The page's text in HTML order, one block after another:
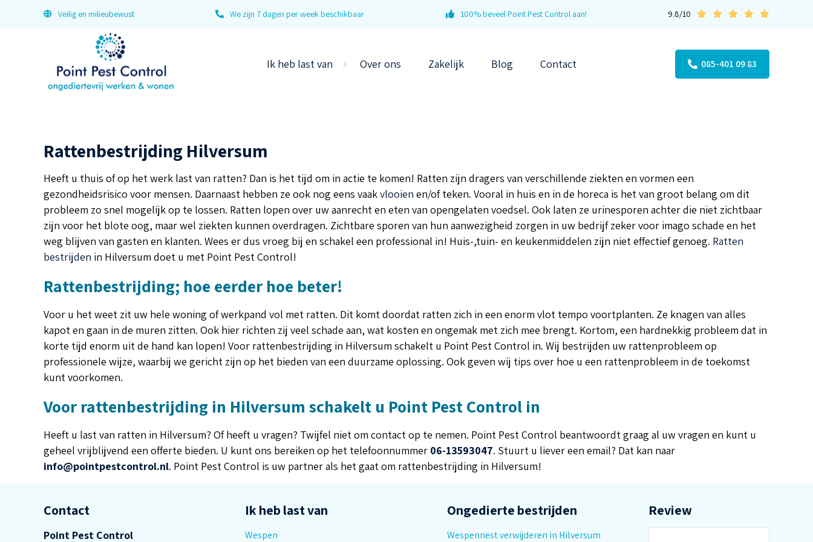
Veilig en milieubewust We zijn 7 dagen per week beschikbaar 100% beveel Point Pest Control aan! 9.8/10
Ik heb last van Over ons Zakelijk Blog Contact 085-401 09 83
Rattenbestrijding Hilversum
Heeft u thuis of op het werk last van ratten? Dan is het tijd om in actie te komen! Ratten zijn dragers van verschillende ziekten en vormen een
gezondheidsrisico voor mensen. Daarnaast hebben ze ook nog eens vaakvlooien en/of teken. Vooral in huis en in de horeca is het van groot belang om dit
probleem zo snel mogelijk op te lossen. Ratten lopen over uw aanrecht en eten van opengelaten voedsel. Ook laten ze urinesporen achter die niet zichtbaar
zijn voor het blote oog, maar wel ziekten kunnen overdragen. Zichtbare sporen van hun aanwezigheid zorgen in uw bedrijf zeker voor imago schade en het
weg blijven van gasten en klanten. Wees er dus vroeg bij en schakel een professional in! Huis-,tuin- en keukenmiddelen zijn niet effectief genoeg. Ratten
bestrijden in Hilversum doet u met Point Pest Control!
Rattenbestrijding; hoe eerder hoe beter!
Voor u het weet zit uw hele woning of werkpand vol met ratten. Dit komt doordat ratten zich in een enorm vlot tempo voortplanten. Ze knagen van alles
kapot en gaan in de muren zitten. Ook hier richten zij veel schade aan, wat kosten en ongemak met zich mee brengt. Kortom, een hardnekkig probleem dat in
korte tijd enorm uit de hand kan lopen! Voor rattenbestrijding in Hilversum schakelt u Point Pest Control in. Wij bestrijden uw rattenprobleem op
professionele wijze, waarbij we gericht zijn op het bieden van een duurzame oplossing. Ook geven wij tips over hoe u een rattenprobleem in de toekomst
kunt voorkomen.
Voor rattenbestrijding in Hilversum schakelt u Point Pest Control in
Heeft u last van ratten in Hilversum? Of heeft u vragen? Twijfel niet om contact op te nemen. Point Pest Control beantwoordt graag al uw vragen en kunt u
geheel vrijblijvend een offerte bieden. U kunt ons bereiken op het telefoonnummer 06-13593047. Stuurt u liever een email? Dat kan naar
info@pointpestcontrol.nl. Point Pest Control is uw partner als het gaat om rattenbestrijding in Hilversum!
Contact
Point Pest Control
Ik heb last van
Wespen
Ongedierte bestrijden
Wespennest verwijderen in Hilversum
Review